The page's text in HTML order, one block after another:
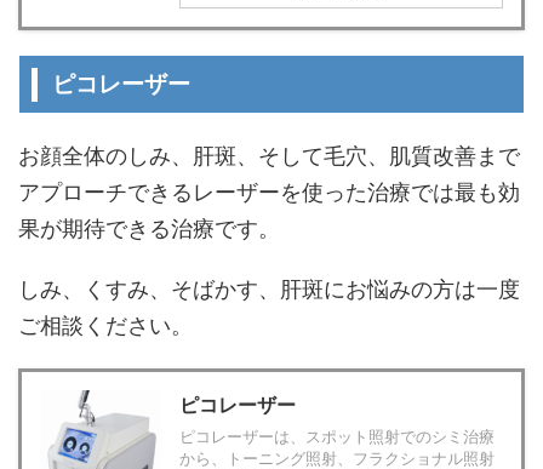
ピコレーザー
お顔全体のしみ、肝斑、そして毛穴、肌質改善まで
アプローチできるレーザーを使った治療では最も効
果が期待できる治療です。
しみ、くすみ、そばかす、肝斑にお悩みの方は一度
ご相談ください。
ピコレーザー
ピコレーザーは、スポット照射でのシミ治療
から、トーニング照射、フラクショナル照射